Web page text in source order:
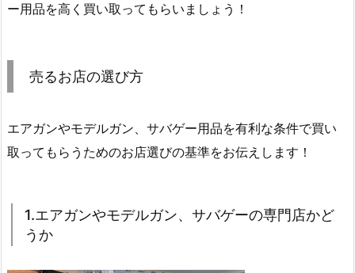
ー用品を高く買い取ってもらいましょう！
売るお店の選び方
エアガンやモデルガン、サバゲー用品を有利な条件で買い
取ってもらうためのお店選びの基準をお伝えします！
1.エアガンやモデルガン、サバゲーの専門店かど
うか